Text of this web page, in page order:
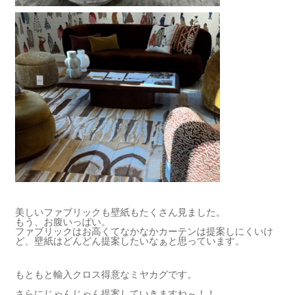
美しいファブリックも壁紙もたくさん見ました。
もう、お腹いっぱい。
ファブリックはお高くてなかなかカーテンは提案しにくいけ
ど、壁紙はどんどん提案したいなぁと思っています。
もともと輸入クロス得意なミヤカグです。